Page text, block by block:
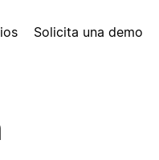
Solicita una demo